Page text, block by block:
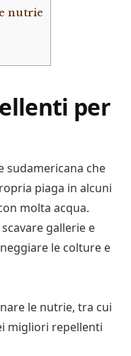
nutrie
per
sudamericana che
piaga in alcuni
molta acqua.
gallerie e
le colture e
le nutrie, tra cui
migliori repellenti